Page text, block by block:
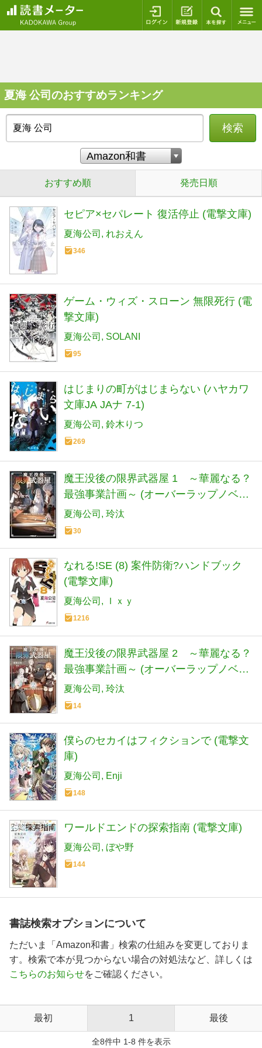
ログイン 新規登録
夏海 公司のおすすめランキング
検索
おすすめ順 発売日順
セピア×セパレート 復活停止 (電撃文庫)
夏海公司 れおえん
346
ゲーム・ウィズ・スローン 無限死行 (電
撃文庫)
夏海公司 SOLANI
95
はじまりの町がはじまらない (ハヤカワ
文庫JA JAナ 7-1)
夏海公司 鈴木りつ
269
魔王没後の限界武器屋 1 ～華麗なる？
最強事業計画～ (オーバーラップノベル
ス)
夏海公司 玲汰
30
なれる!SE (8) 案件防衛?ハンドブック
(電撃文庫)
夏海公司 Ｉｘｙ
1216
魔王没後の限界武器屋 2 ～華麗なる？
最強事業計画～ (オーバーラップノベル
ス)
夏海公司 玲汰
14
僕らのセカイはフィクションで (電撃文
庫)
夏海公司 Enji
148
ワールドエンドの探索指南 (電撃文庫)
夏海公司 ぼや野
144
書誌検索オプションについて
ただいま「Amazon和書」検索の仕組みを変更しておりま
す。検索で本が見つからない場合の対処法など、詳しくは
こちらのお知らせをご確認ください。
最初 1 最後
全8件中 1-8 件を表示